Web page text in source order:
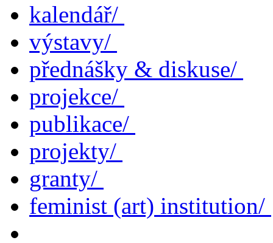
kalendář/
výstavy/
přednášky & diskuse/
projekce/
publikace/
projekty/
granty/
feminist (art) institution/